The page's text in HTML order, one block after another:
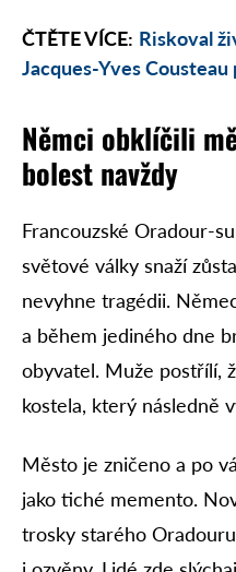
ČTĚTE VÍCE: Riskoval
Jacques-Yves
Němci obklíčili
bolest navždy
Francouzské Oradour-
světové války snaží
nevyhne tragédii.
a během jediného dne
obyvatel. Muže postřílí,
kostela, který následně
Město je zničeno a po
jako tiché memento.
trosky starého